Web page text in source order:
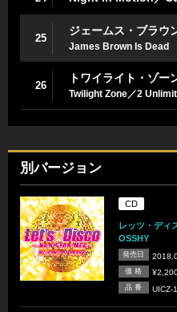
25
ジェームス・ブラウ
James Brown Is Dead
26
トワイライト・ゾー
Twilight Zone／2
別バージョン
CD
レッツ・ディ
OSSHY
発売日
価 格
品 番 UICZ-